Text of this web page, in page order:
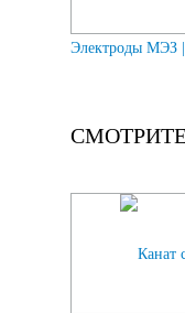
Электроды МЭЗ